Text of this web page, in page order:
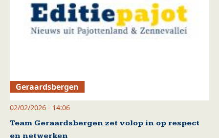
Geraardsbergen
02/02/2026 - 14:06
Team Geraardsbergen zet volop in op respect
en netwerken